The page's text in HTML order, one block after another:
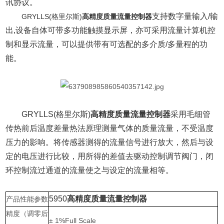
讯协议。
GRYLLS(格里尔斯)高精度质量流量控制器支持数字量输入/输
出,设备自体可带多功能触摸显示屏，亦可采用流量计算机控
制和显示流量，可以提供带有可选配的多介质/多量程的功
能。
GRYLLS(格里尔斯)高精度质量流量控制器采用毛细管
传热前后温度差量热法原理测量气体的质量流量，不受温度
压力的影响。将传感器测得的流量信号进行放大，然后与设
定的电压进行比较，用所得的差值去驱动控制调节阀门，闭
环控制流过通道的流量使之与设定的流量相等。
产品性能参数 5950高精度质量流量控制器
精度（调零后
± 1%Full Scale